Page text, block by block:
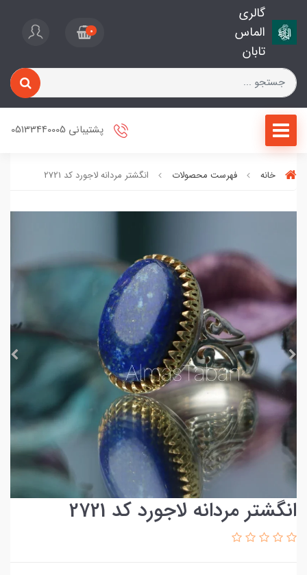
گالری
الماس
تابان
0
پشتیبانی 05133440005
خانه فهرست محصولات انگشتر مردانه لاجورد کد 2721
انگشتر مردانه لاجورد کد 2721